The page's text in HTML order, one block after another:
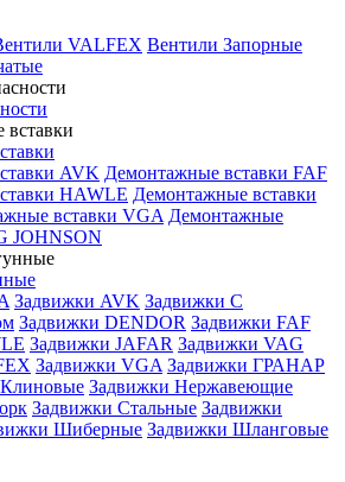
VALFEX Вентили Запорные
AVK Демонтажные вставки FAF
HAWLE Демонтажные вставки
вставки VGA Демонтажные
JOHNSON
Задвижки AVK Задвижки C
Задвижки DENDOR Задвижки FAF
Задвижки JAFAR Задвижки VAG
Задвижки VGA Задвижки ГРАНАР
Задвижки Нержавеющие
Задвижки Стальные Задвижки
Шиберные Задвижки Шланговые